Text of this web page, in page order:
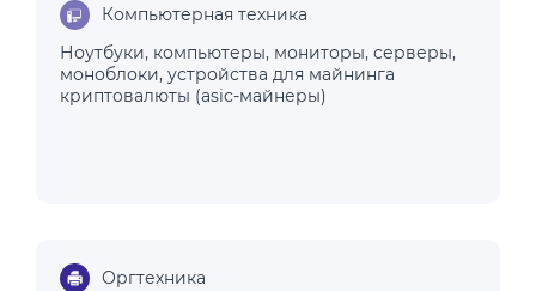
Компьютерная техника
Ноутбуки, компьютеры, мониторы, серверы,
моноблоки, устройства для майнинга
криптовалюты (asic-майнеры)
Оргтехника